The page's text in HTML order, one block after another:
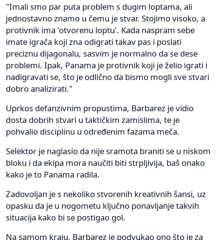
"Imali smo par puta problem s dugim loptama, ali
jednostavno znamo u čemu je stvar. Stojimo visoko, a
protivnik ima 'otvorenu loptu'. Kada naspram sebe
imate igrača koji zna odigrati takav pas i poslati
preciznu dijagonalu, sasvim je normalno da se dese
problemi. Ipak, Panama je protivnik koji je želio igrati i
nadigravati se, što je odlično da bismo mogli sve stvari
dobro analizirati."
Uprkos defanzivnim propustima, Barbarez je vidio
dosta dobrih stvari u taktičkim zamislima, te je
pohvalio disciplinu u određenim fazama meča.
Selektor je naglasio da nije sramota braniti se u niskom
bloku i da ekipa mora naučiti biti strpljivija, baš onako
kako je to Panama radila.
Zadovoljan je s nekoliko stvorenih kreativnih šansi, uz
opasku da je u nogometu ključno ponavljanje takvih
situacija kako bi se postigao gol.
Na samom kraju, Barbarez je podvukao ono što je za